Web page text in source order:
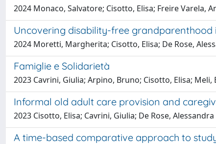
2024 Monaco, Salvatore; Cisotto, Elisa; Freire Varela,
Uncovering disability-free grandparenthood
2024 Moretti, Margherita; Cisotto, Elisa; De Rose,
Famiglie e Solidarietà
2023 Cavrini, Giulia; Arpino, Bruno; Cisotto, Elisa; Meli,
Informal old adult care provision and
2023 Cisotto, Elisa; Cavrini, Giulia; De Rose, Alessandra
A time-based comparative approach to